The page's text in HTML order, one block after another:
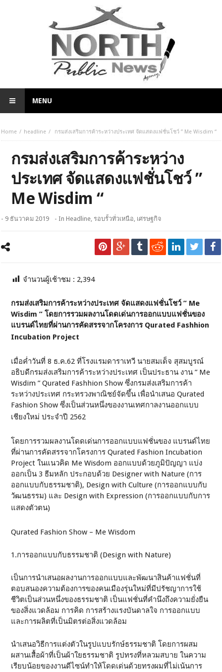
MENU
Home headline กรมส่งเสริมการค้าระหว่างประเทศ จัดแสดงแฟชั่นโชว์ ” Me Wisdim “
กรมส่งเสริมการค้าระหว่าง
ประเทศ จัดแสดงแฟชั่นโชว์ ”
Me Wisdim “
- 9 ธันวาคม 2019 - InHeadline, รอบรั้วทั่วเหนือ, เศรษฐกิจ
จำนวนผู้เช้าชม : 2,394
กรมส่งเสริมการค้าระหว่างประเทศ จัดแสดงแฟชั่นโชว์ ” Me
Wisdim ”โดยการรวมผลงานโดดเด่นการออกแบบแฟชั่นของ
แบรนด์ไทยที่ผ่านการคัดสรรจากโครงการ Qurated Fashhion
Incubation Project
เมื่อค่ำวันที่ 8 ธ.ค.62 ที่โรงแรมดาราเทวี นายสมเด็จ สุสมบูรณ์
อธิบดีกรมส่งเสริมการค้าระหว่างประเทศ เป็นประธาน งาน ” Me
Wisdim ” Qurated Fashhion Show ซึ่งกรมส่งเสริมการค้า
ระหว่างประเทศ กระทรวงพาณิชย์จัดขึ้น เพื่อนำเสนอ Qurated
Fashion Show ซึ่งเป็นส่วนหนึ่งของงานเทศกาลงานออกแบบ
เชียงใหม่ ประจำปี 2562
โดยการรวมผลงานโดดเด่นการออกแบบแฟชั่นของ แบรนด์ไทย
ที่ผ่านการคัดสรรจากโครงการ Qurated Fashion Incubation
Project ในแนวคิด Me Wisdom ออกแบบด้วยภูมิปัญญา แบ่ง
ออกเป็น 3 ธีมหลัก ประกอบด้วย Designer with Nature (การ
ออกแบบกับธรรมชาติ), Design with Culture (การออกแบบกับ
วัฒนธรรม) และ Design with Expression (การออกแบบกับการ
แสดงตัวตน)
Qurated Fashion Show – Me Wisdom
1.การออกแบบกับธรรมชาติ (Design with Nature)
เป็นการนำเสนอผลงานการออกแบบและพัฒนาสินค้าแฟชั่นที่
ตอบสนองความต้องการของคนเมืองรุ่นใหม่ที่มีปรัชญาการใช้
ชีวิตเป็นส่วนหนึ่งของธรรมชาติ เป็นแฟชั่นที่คำนึงถึงความยั่งยืน
ของสิ่งแวดล้อม การคิด การสร้างแรงบันดาลใจ การออกแบบ
และการผลิตที่เป็นมิตรต่อสิ่งแวดล้อม
นำเสนอวิธีการแต่งตัวในรูปแบบรักษ์ธรรมชาติ โดยการผสม
ผสานเสื้อผ้าที่เป็นผ้าใยธรรมชาติ รูปทรงที่หลวมสบาย ในความ
เรียบน้อยของงานดีไซน์ทำให้โดดเด่นด้วยทรงผมที่ไม่เน้นการ